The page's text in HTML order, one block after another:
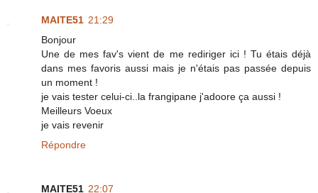
MAITE51 21:29
Bonjour
Une de mes fav's vient de me rediriger ici ! Tu étais déjà
dans mes favoris aussi mais je n'étais pas passée depuis
un moment !
je vais tester celui-ci..la frangipane j'adoore ça aussi !
Meilleurs Voeux
je vais revenir
Répondre
MAITE51 22:07